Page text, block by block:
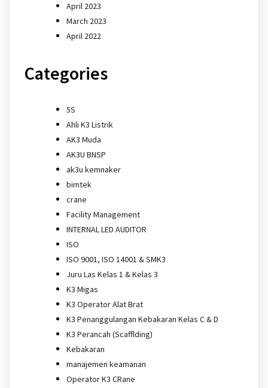
April 2023
March 2023
April 2022
Categories
5S
Ahli K3 Listrik
AK3 Muda
AK3U BNSP
ak3u kemnaker
bimtek
crane
Facility Management
INTERNAL LED AUDITOR
ISO
ISO 9001, ISO 14001 & SMK3
Juru Las Kelas 1 & Kelas 3
K3 Migas
K3 Operator Alat Brat
K3 Penanggulangan Kebakaran Kelas C & D
K3 Perancah (Scafflding)
Kebakaran
manajemen keamanan
Operator K3 CRane